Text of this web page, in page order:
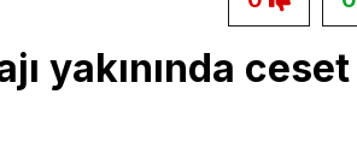
yakınında ceset